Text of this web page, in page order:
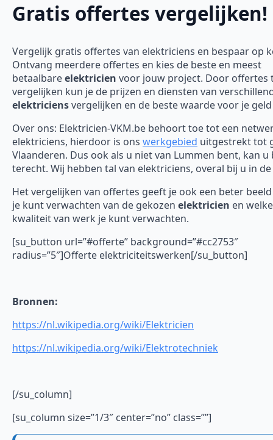
Gratis offertes vergelijken!
Vergelijk gratis offertes van elektriciens en bespaar op
Ontvang meerdere offertes en kies de beste en meest
betaalbareelektricien voor jouw project. Door offertes
vergelijken kun je de prijzen en diensten van
elektriciensvergelijken en de beste waarde voor je
Over ons: Elektricien-VKM.be behoort toe tot een
elektriciens, hierdoor is ons werkgebied uitgestrekt tot
Vlaanderen. Dus ook als u niet van Lummen bent, kan u
terecht. Wij hebben tal van elektriciens, overal bij u in
Het vergelijken van offertes geeft je ook een beter
je kunt verwachten van de gekozen elektricien en welke
kwaliteit van werk je kunt verwachten.
[su_button url=”#offerte” background=”#cc2753″
radius=”5″]Offerte elektriciteitswerken[/su_button]
Bronnen:
https://nl.wikipedia.org/wiki/Elektricien
https://nl.wikipedia.org/wiki/Elektrotechniek
[/su_column]
[su_column size=”1/3″ center=”no” class=””]